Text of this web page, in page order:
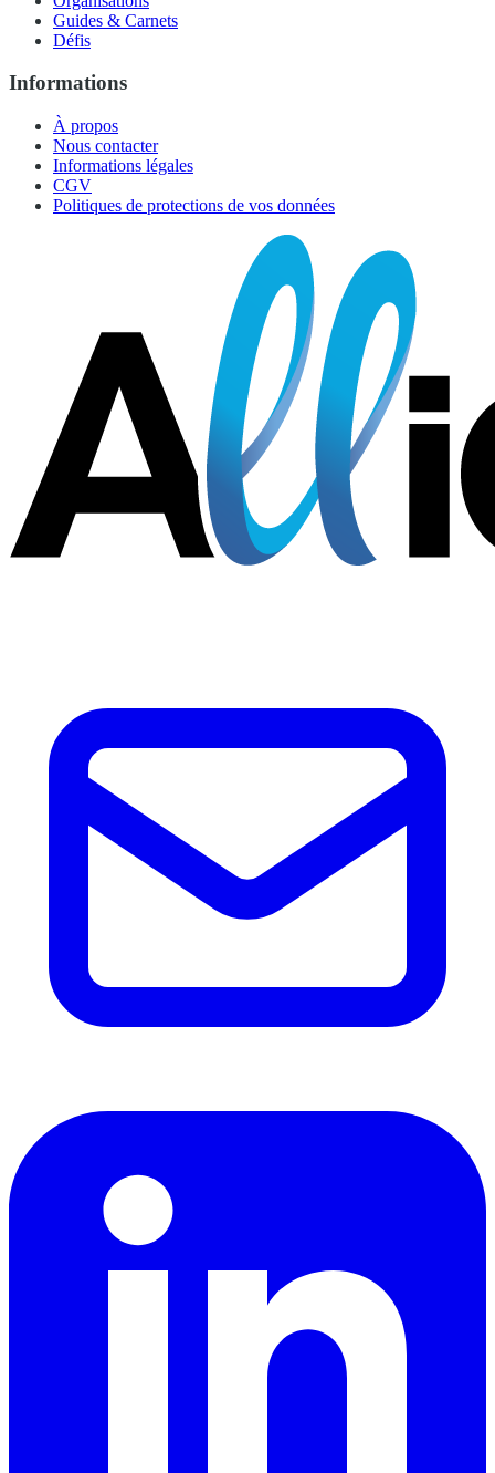
Guides & Carnets
Défis
Informations
À propos
Nous contacter
Informations légales
CGV
Politiques de protections de vos données